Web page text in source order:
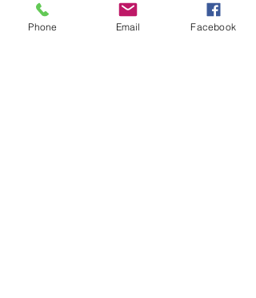
Phone Email Facebook